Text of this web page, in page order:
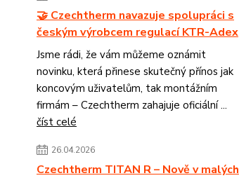
🤝 Czechtherm navazuje spolupráci s
českým výrobcem regulací KTR-Adex
Jsme rádi, že vám můžeme oznámit
novinku, která přinese skutečný přínos jak
koncovým uživatelům, tak montážním
firmám – Czechtherm zahajuje oficiální ...
číst celé
26.04.2026
Czechtherm TITAN R – Nově v malých